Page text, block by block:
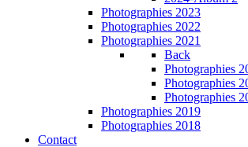
Photographies 2023
Photographies 2022
Photographies 2021
Back
Photographies
Photographies
Photographies
Photographies 2019
Photographies 2018
Contact